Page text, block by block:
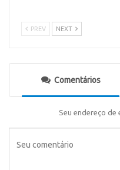
PREV NEXT
Comentários
Seu endereço de